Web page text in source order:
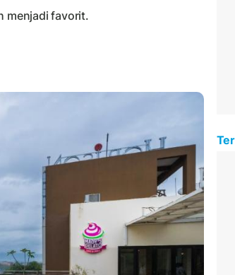
menjadi favorit.